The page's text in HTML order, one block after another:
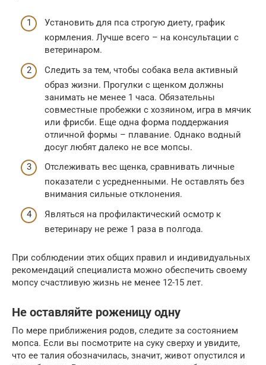
Установить для пса строгую диету, график
кормления. Лучше всего – на консультации с
ветеринаром.
Следить за тем, чтобы собака вела активный
образ жизни. Прогулки с щенком должны
занимать не менее 1 часа. Обязательны
совместные пробежки с хозяином, игра в мячик
или фрисби. Еще одна форма поддержания
отличной формы – плавание. Однако водный
досуг любят далеко не все мопсы.
Отслеживать вес щенка, сравнивать личные
показатели с усредненными. Не оставлять без
внимания сильные отклонения.
Являться на профилактический осмотр к
ветеринару не реже 1 раза в полгода.
При соблюдении этих общих правил и индивидуальных
рекомендаций специалиста можно обеспечить своему
мопсу счастливую жизнь не менее 12-15 лет.
Не оставляйте роженицу одну
По мере приближения родов, следите за состоянием
мопса. Если вы посмотрите на суку сверху и увидите,
что ее талия обозначилась, значит, живот опустился и